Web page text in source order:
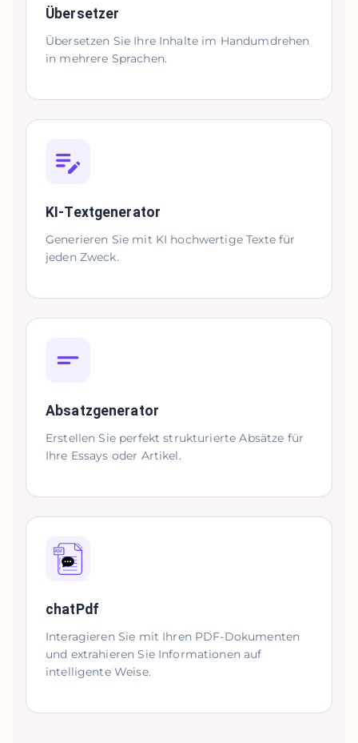
Übersetzer
Übersetzen Sie Ihre Inhalte im Handumdrehen
in mehrere Sprachen.
KI-Textgenerator
Generieren Sie mit KI hochwertige Texte für
jeden Zweck.
Absatzgenerator
Erstellen Sie perfekt strukturierte Absätze für
Ihre Essays oder Artikel.
chatPdf
Interagieren Sie mit Ihren PDF-Dokumenten
und extrahieren Sie Informationen auf
intelligente Weise.